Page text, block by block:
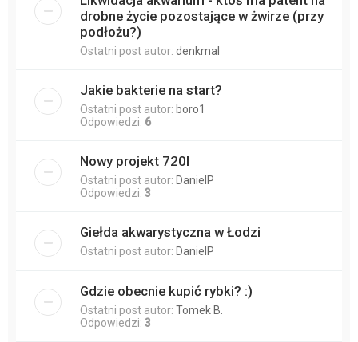
drobne życie pozostające w żwirze (przy
podłożu?)
Ostatni post autor: denkmal
Jakie bakterie na start?
Ostatni post autor: boro1
Odpowiedzi: 6
Nowy projekt 720l
Ostatni post autor: DanielP
Odpowiedzi: 3
Giełda akwarystyczna w Łodzi
Ostatni post autor: DanielP
Gdzie obecnie kupić rybki? :)
Ostatni post autor: Tomek B.
Odpowiedzi: 3